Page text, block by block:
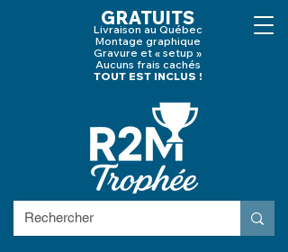
GRATUITS
Livraison au Québec
Montage graphique
Gravure et « setup »
Aucuns frais cachés
TOUT EST INCLUS !